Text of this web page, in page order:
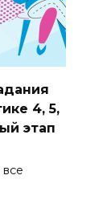
4, 5,
этап